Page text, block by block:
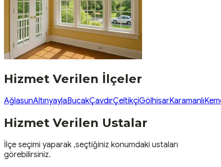
Hizmet Verilen İlçeler
AğlasunAltınyaylaBucakÇavdırÇeltikçiGölhisarKaramanlı
Hizmet Verilen Ustalar
İlçe seçimi yaparak ,seçtiğiniz konumdaki ustaları
görebilirsiniz.